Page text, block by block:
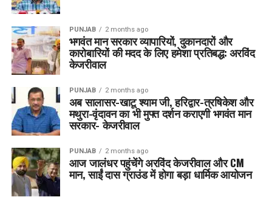
PUNJAB 2 months ago
भगवंत मान सरकार व्यापारियों, दुकानदारों और
कारोबारियों की मदद के लिए हमेशा प्रतिबद्ध: अरविंद
केजरीवाल
PUNJAB 2 months ago
अब सालासर-खाटू श्याम जी, हरिद्वार-त्रषिकेश और
मथुरा-वृंदावन का भी मुफ्त दर्शन कराएगी भगवंत मान
सरकार- केजरीवाल
PUNJAB 2 months ago
आज जालंधर पहुंचेंगे अरविंद केजरीवाल और CM
मान, साईं दास ग्राउंड में होगा बड़ा धार्मिक आयोजन